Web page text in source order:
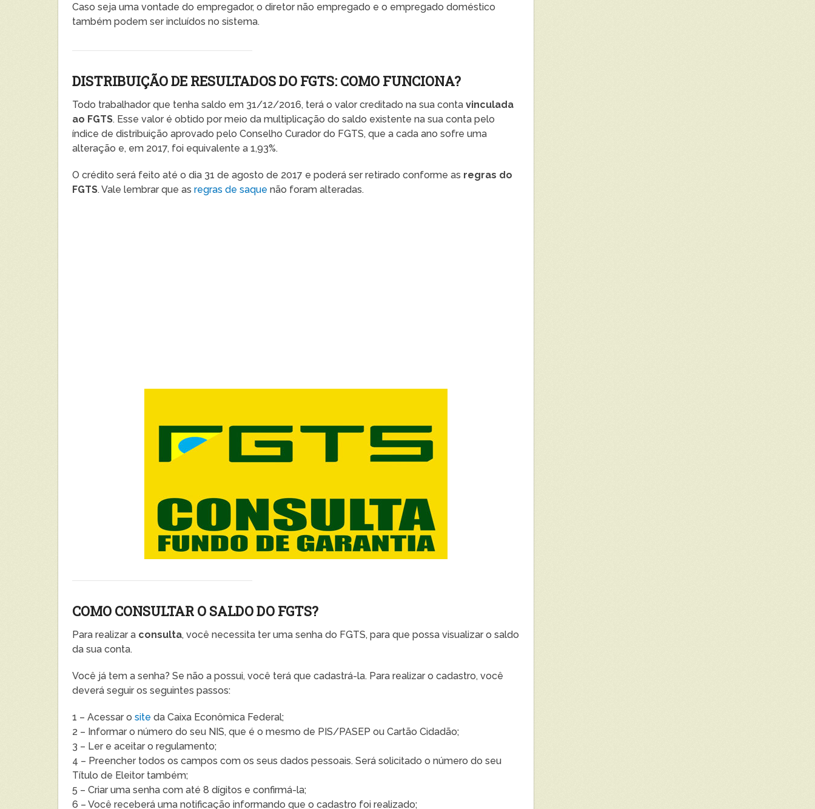
Caso seja uma vontade do empregador, o diretor não empregado e o empregado doméstico
também podem ser incluídos no sistema.
DISTRIBUIÇÃO DE RESULTADOS DO FGTS: COMO FUNCIONA?
Todo trabalhador que tenha saldo em 31/12/2016, terá o valor creditado na sua conta vinculada
ao FGTS. Esse valor é obtido por meio da multiplicação do saldo existente na sua conta pelo
índice de distribuição aprovado pelo Conselho Curador do FGTS, que a cada ano sofre uma
alteração e, em 2017, foi equivalente a 1,93%.
O crédito será feito até o dia 31 de agosto de 2017 e poderá ser retirado conforme as regras do
FGTS. Vale lembrar que asregras de saque não foram alteradas.
COMO CONSULTAR O SALDO DO FGTS?
Para realizar a consulta, você necessita ter uma senha do FGTS, para que possa visualizar o saldo
da sua conta.
Você já tem a senha? Se não a possui, você terá que cadastrá-la. Para realizar o cadastro, você
deverá seguir os seguintes passos:
1 – Acessar osite da Caixa Econômica Federal;
2 – Informar o número do seu NIS, que é o mesmo de PIS/PASEP ou Cartão Cidadão;
3 – Ler e aceitar o regulamento;
4 – Preencher todos os campos com os seus dados pessoais. Será solicitado o número do seu
Título de Eleitor também;
5 – Criar uma senha com até 8 dígitos e confirmá-la;
6 – Você receberá uma notificação informando que o cadastro foi realizado;